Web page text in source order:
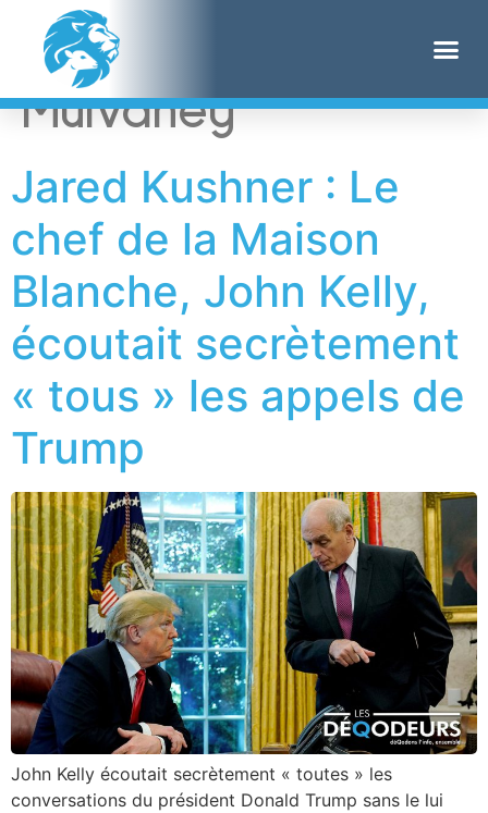
Étiquette :
Mulvaney
Jared Kushner : Le
chef de la Maison
Blanche, John Kelly,
écoutait secrètement
« tous » les appels de
Trump
John Kelly écoutait secrètement « toutes » les
conversations du président Donald Trump sans le lui